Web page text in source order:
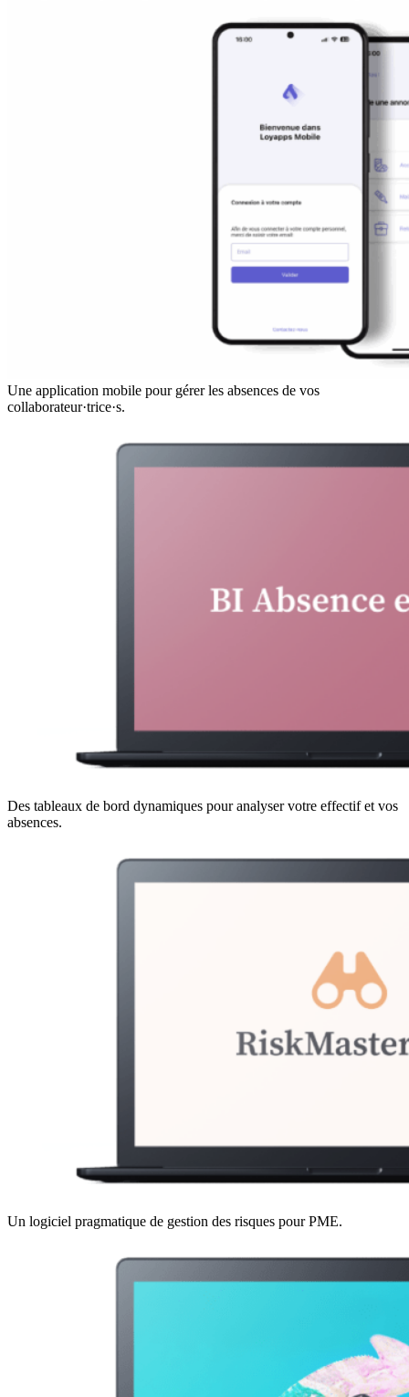
Une application mobile pour gérer les absences de vos
collaborateur·trice·s.
Des tableaux de bord dynamiques pour analyser votre effectif et vos
absences.
Un logiciel pragmatique de gestion des risques pour PME.